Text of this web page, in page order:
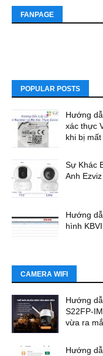
FANPAGE
POPULAR POSTS
Hướng
xác thực
khi bị
Sự Khác
Anh
Hướng
hình
CAMERA WIFI
Hướng
S22FP-
vừa ra
Hướng